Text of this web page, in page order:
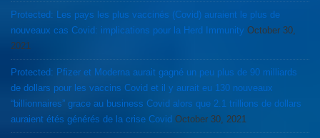
Protected: Les pays les plus vaccinés (Covid) auraient le plus de
nouveaux cas Covid: implications pour la Herd Immunity October 30,
2021
Protected: Pfizer et Moderna aurait gagné un peu plus de 90 milliards
de dollars pour les vaccins Covid et il y aurait eu 130 nouveaux
“billionnaires” grace au business Covid alors que 2.1 trillions de dollars
auraient étés générés de la crise Covid October 30, 2021